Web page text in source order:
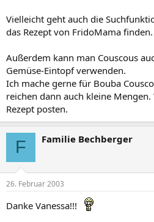
Vielleicht geht auch die
das Rezept von FridoMama finden.
Außerdem kann man Couscous
Gemüse-Eintopf verwenden.
Ich mache gerne für Bouba
reichen dann auch kleine
Rezept posten.
F Familie Bechberger
26. Februar 2003
Danke Vanessa!!!